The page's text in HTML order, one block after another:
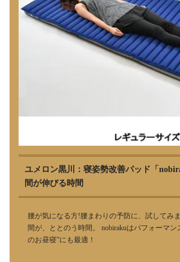
ユメロン黒川：寝姿勢改善パッド「
間が伸びる時間
腰が気になる方!腰まわりの予防に、試してみ
間が、ととのう時間。 nobirakuはパフォーマン
のお昼寝”にも最適！